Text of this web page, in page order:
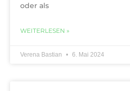
oder als
WEITERLESEN »
Verena Bastian 6. Mai 2024